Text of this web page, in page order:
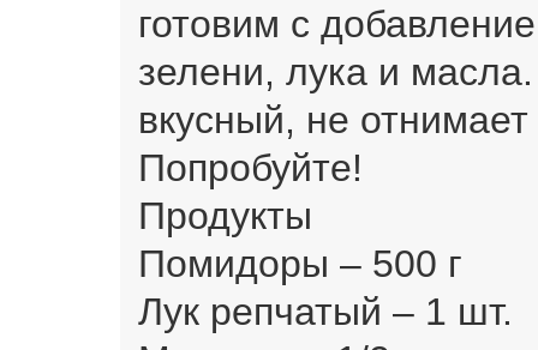
готовим с
зелени, лука и
вкусный, не
Попробуйте!
Продукты
Помидоры – 500 г
Лук репчатый – 1 шт.